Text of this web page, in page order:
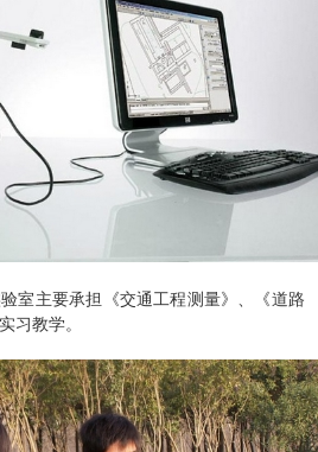
室主要承担《交通工程测量》、《道路
习教学。